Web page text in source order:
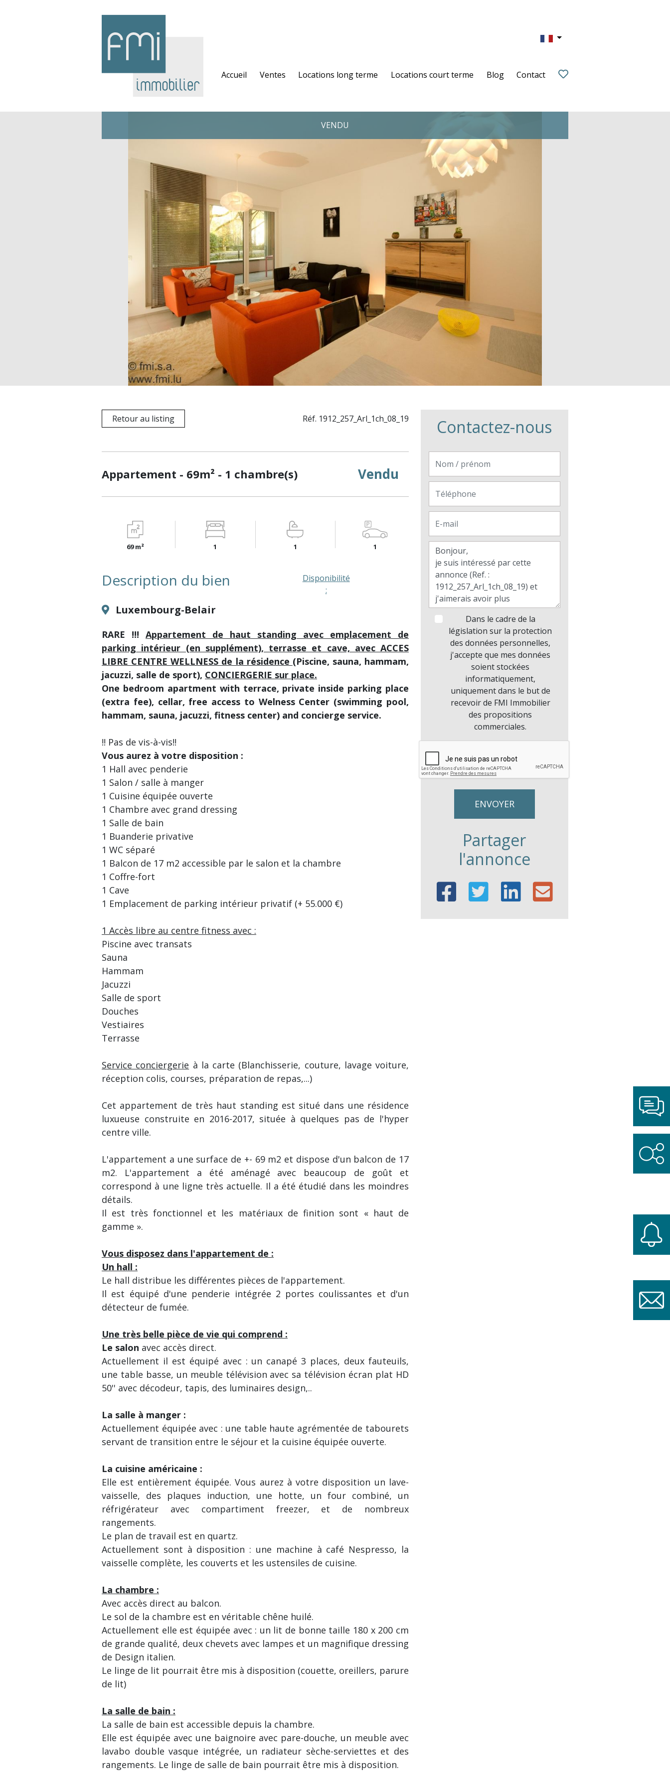
Accueil Ventes Locations long terme Locations court terme Blog Contact
VENDU
Retour au listing Réf. 1912_257_Arl_1ch_08_19
Appartement - 69m² - 1 chambre(s) Vendu
69 m² 1 1 1
Description du bien
Disponibilité
:
Luxembourg-Belair
RARE !!! Appartement de haut standing avec emplacement de
parking intérieur (en supplément), terrasse et cave, avec ACCES
LIBRE CENTRE WELLNESS de la résidence (Piscine, sauna, hammam,
jacuzzi, salle de sport), CONCIERGERIE sur place.
One bedroom apartment with terrace, private inside parking place
(extra fee), cellar, free access to Welness Center (swimming pool,
hammam, sauna, jacuzzi, fitness center) and concierge service.
!! Pas de vis-à-vis!!
Vous aurez à votre disposition :
1 Hall avec penderie
1 Salon / salle à manger
1 Cuisine équipée ouverte
1 Chambre avec grand dressing
1 Salle de bain
1 Buanderie privative
1 WC séparé
1 Balcon de 17 m2 accessible par le salon et la chambre
1 Coffre-fort
1 Cave
1 Emplacement de parking intérieur privatif (+ 55.000 €)
1 Accès libre au centre fitness avec :
Piscine avec transats
Sauna
Hammam
Jacuzzi
Salle de sport
Douches
Vestiaires
Terrasse
Service conciergerie à la carte (Blanchisserie, couture, lavage voiture,
réception colis, courses, préparation de repas,...)
Cet appartement de très haut standing est situé dans une résidence
luxueuse construite en 2016-2017, située à quelques pas de l'hyper
centre ville.
L'appartement a une surface de +- 69 m2 et dispose d'un balcon de 17
m2. L'appartement a été aménagé avec beaucoup de goût et
correspond à une ligne très actuelle. Il a été étudié dans les moindres
détails.
Il est très fonctionnel et les matériaux de finition sont « haut de
gamme ».
Vous disposez dans l'appartement de :
Un hall :
Le hall distribue les différentes pièces de l'appartement.
Il est équipé d'une penderie intégrée 2 portes coulissantes et d'un
détecteur de fumée.
Une très belle pièce de vie qui comprend :
Le salon avec accès direct.
Actuellement il est équipé avec : un canapé 3 places, deux fauteuils,
une table basse, un meuble télévision avec sa télévision écran plat HD
50'' avec décodeur, tapis, des luminaires design,..
La salle à manger :
Actuellement équipée avec : une table haute agrémentée de tabourets
servant de transition entre le séjour et la cuisine équipée ouverte.
La cuisine américaine :
Elle est entièrement équipée. Vous aurez à votre disposition un lave-
vaisselle, des plaques induction, une hotte, un four combiné, un
réfrigérateur avec compartiment freezer, et de nombreux
rangements.
Le plan de travail est en quartz.
Actuellement sont à disposition : une machine à café Nespresso, la
vaisselle complète, les couverts et les ustensiles de cuisine.
La chambre :
Avec accès direct au balcon.
Le sol de la chambre est en véritable chêne huilé.
Actuellement elle est équipée avec : un lit de bonne taille 180 x 200 cm
de grande qualité, deux chevets avec lampes et un magnifique dressing
de Design italien.
Le linge de lit pourrait être mis à disposition (couette, oreillers, parure
de lit)
La salle de bain :
La salle de bain est accessible depuis la chambre.
Elle est équipée avec une baignoire avec pare-douche, un meuble avec
lavabo double vasque intégrée, un radiateur sèche-serviettes et des
rangements. Le linge de salle de bain pourrait être mis à disposition.
Contactez-nous
Dans le cadre de la
législation sur la protection
des données personnelles,
j'accepte que mes données
soient stockées
informatiquement,
uniquement dans le but de
recevoir de FMI Immobilier
des propositions
commerciales.
Partager
l'annonce